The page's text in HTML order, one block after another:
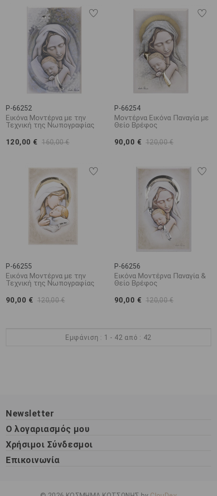
P-66252
Εικόνα Μοντέρνα με την
Τεχνική της Νωπογραφίας
120,00 € 160,00 €
P-66254
Μοντέρνα Εικόνα Παναγία με
Θείο Βρέφος
90,00 € 120,00 €
P-66255
Εικόνα Μοντέρνα με την
Τεχνική της Νωπογραφίας
90,00 € 120,00 €
P-66256
Εικόνα Μοντέρνα Παναγία &
Θείο Βρέφος
90,00 € 120,00 €
Εμφάνιση : 1 - 42 από : 42
Newsletter
Ο λογαριασμός μου
Χρήσιμοι Σύνδεσμοι
Επικοινωνία